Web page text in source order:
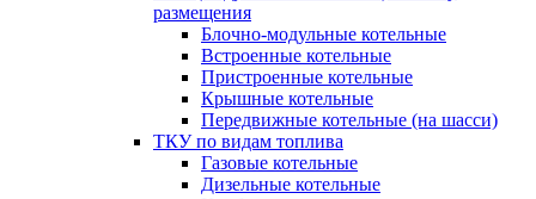
размещения
Блочно-модульные котельные
Встроенные котельные
Пристроенные котельные
Крышные котельные
Передвижные котельные (на шасси)
ТКУ по видам топлива
Газовые котельные
Дизельные котельные